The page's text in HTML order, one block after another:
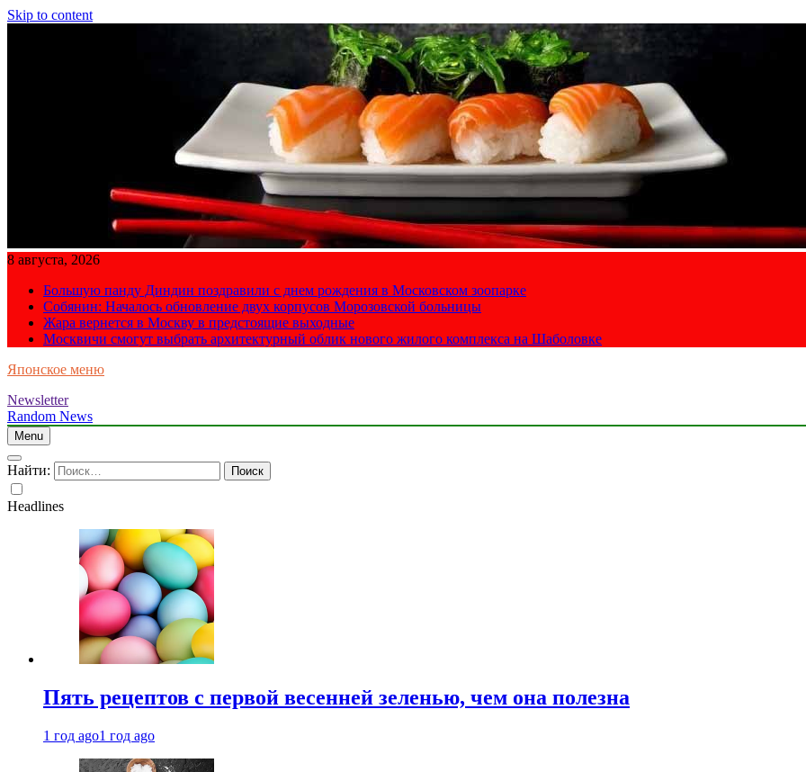
Skip to content
8 августа, 2026
Большую панду Диндин поздравили с днем рождения в Московском зоопарке
Собянин: Началось обновление двух корпусов Морозовской больницы
Жара вернется в Москву в предстоящие выходные
Москвичи смогут выбрать архитектурный облик нового жилого комплекса на Шаболовке
Японское меню
Newsletter
Random News
Menu
Найти:
Headlines
Пять рецептов с первой весенней зеленью, чем она полезна
1 год ago1 год ago